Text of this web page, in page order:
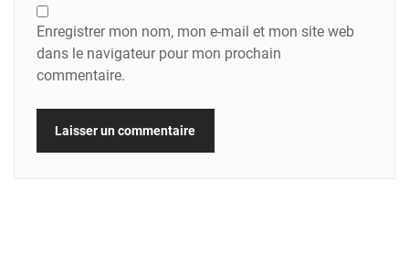
Enregistrer mon nom, mon e-mail et mon site web
dans le navigateur pour mon prochain
commentaire.